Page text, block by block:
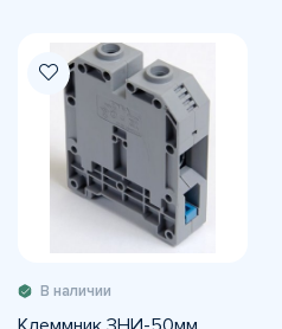
В наличии